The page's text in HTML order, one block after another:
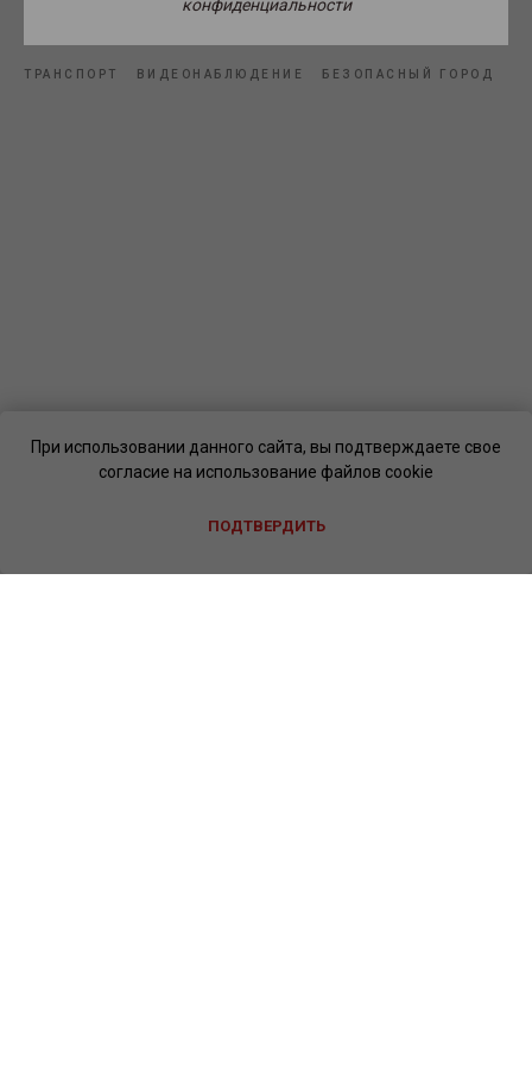
При использовании данного сайта, вы подтверждаете свое
согласие на использование файлов cookie
ПОДТВЕРДИТЬ
Источник фото: Создано с помощью ИИ.
ТРАНСПОРТ ВИДЕОНАБЛЮДЕНИЕ БЕЗОПАСНЫЙ ГОРОД
конфиденциальности